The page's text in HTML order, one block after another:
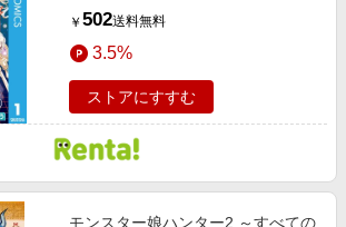
￥ 502送料無料
3.5%
ストアにすすむ
モンスター娘ハンター2 ～すべての